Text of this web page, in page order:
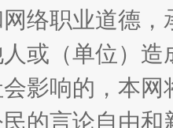
络职业道德
或（单位）
影响的，本
的言论自由